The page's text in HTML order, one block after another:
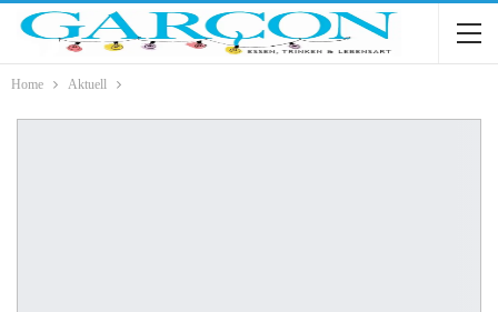
Home Aktuell